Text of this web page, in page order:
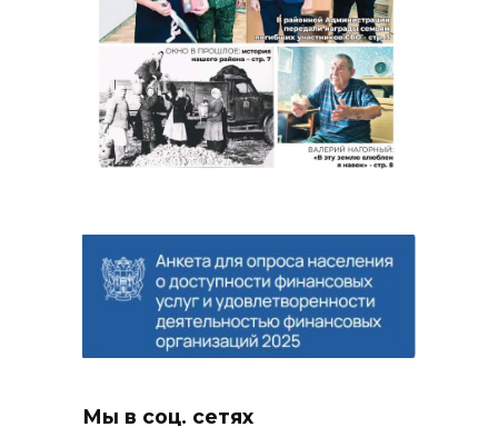
Мы в соц. сетях